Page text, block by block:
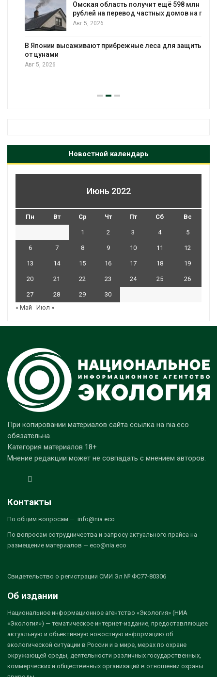
Омская область получит ещё 598 млн
рублей на перевод частных домов на газ
Авг 5, 2026
В Японии высаживают прибрежные леса для защиты
от цунами
Авг 5, 2026
Новостной календарь
Июнь 2022
Пн Вт Ср Чт Пт Сб Вс
1 2 3 4 5
6 7 8 9 10 11 12
13 14 15 16 17 18 19
20 21 22 23 24 25 26
27 28 29
30
« Май
Июл »
При копировании материалов сайта ссылка на nia.eco
обязательна.
Категория материалов 18+
Мнение редакции может не совпадать с мнением авторов.
Контакты
По общим вопросам — info@nia.eco
По вопросам сотрудничества и запросу актуального прайса на
размещение материалов — eco@nia.eco
Свидетельство о регистрации СМИ Эл № ФС77-80306
Об издании
Национальное информационное агентство «Экология» (НИА
«Экология») — тематическое интернет-издание, предоставляющее
актуальную и объективную новостную информацию об
экологической ситуации в России и в мире, мерах по охране
окружающей среды, деятельности различных государственных,
коммерческих и общественных организаций в отношении охраны